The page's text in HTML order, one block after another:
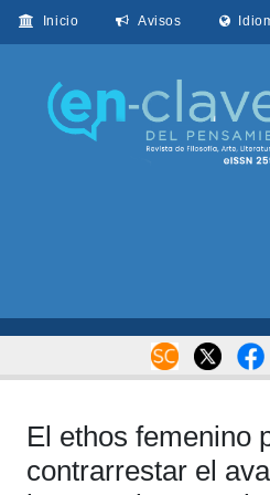
Inicio Avisos
El ethos femenino
contrarrestar el